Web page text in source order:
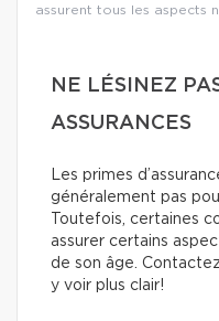
assurent tous les aspects
NE LÉSINEZ
ASSURANCES
Les primes
généralement pas
Toutefois, certaines
assurer certains
de son âge.
y voir plus clair!